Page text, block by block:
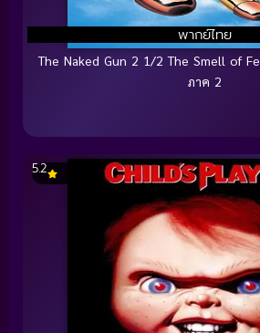
พากย์ไทย
The Naked Gun 2 1/2 The Smell of
ภาค 2
5.2